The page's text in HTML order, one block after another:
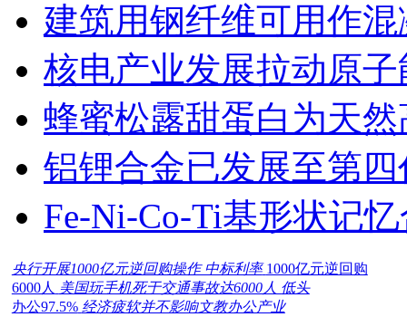
建筑用钢纤维可用作
核电产业发展拉动原
蜂蜜松露甜蛋白为天
铝锂合金已发展至第
Fe-Ni-Co-Ti基形状记
央行开展1000亿元逆回购操作 中标利率 1000亿元逆回购
6000人 美国玩手机死于交通事故达6000人 低头
办公97.5% 经济疲软并不影响文教办公产业